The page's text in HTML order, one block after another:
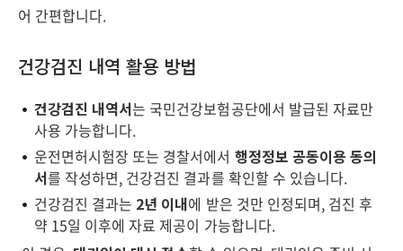
어 간편합니다.
건강검진 내역 활용 방법
건강검진 내역서는 국민건강보험공단에서 발급된 자료만
사용 가능합니다.
운전면허시험장 또는 경찰서에서 행정정보 공동이용 동의
서를 작성하면, 건강검진 결과를 확인할 수 있습니다.
건강검진 결과는 2년 이내에 받은 것만 인정되며, 검진 후
약 15일 이후에 자료 제공이 가능합니다.